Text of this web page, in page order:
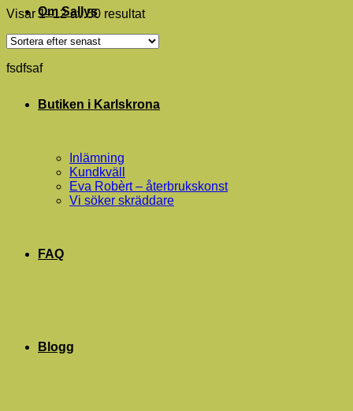
Om Sallys
Butiken i Karlskrona
Inlämning
Kundkväll
Eva Robèrt – återbrukskonst
Vi söker skräddare
FAQ
Blogg
Visar 1–12 av 50 resultatSortera
senaste
fsdfsaf